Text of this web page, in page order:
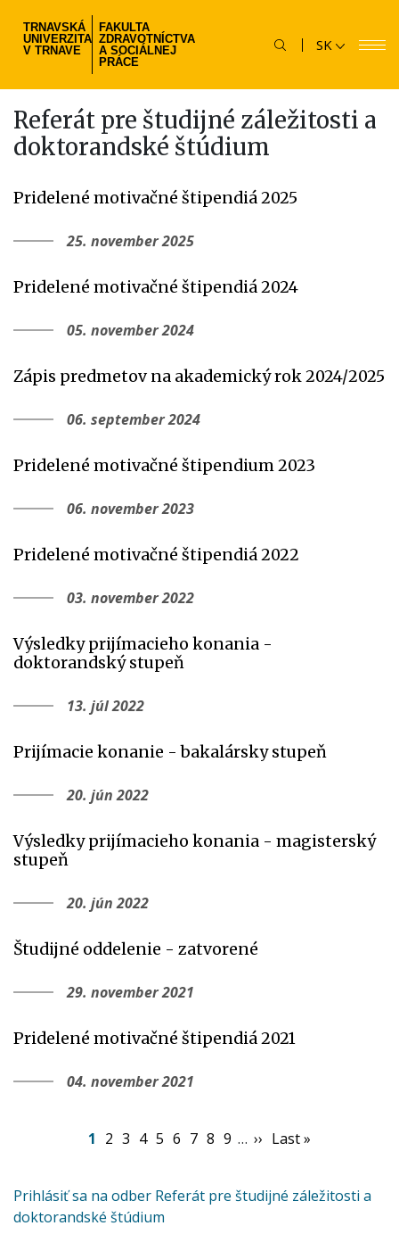
hlavný
TRNAVSKÁ
UNIVERZITA
V TRNAVE
FAKULTA
ZDRAVOTNÍCTVA
A SOCIÁLNEJ
PRÁCE
SK
Referát pre študijné záležitosti a
doktorandské štúdium
Pridelené motivačné štipendiá 2025
25. november 2025
Pridelené motivačné štipendiá 2024
05. november 2024
Zápis predmetov na akademický rok 2024/2025
06. september 2024
Pridelené motivačné štipendium 2023
06. november 2023
Pridelené motivačné štipendiá 2022
03. november 2022
Výsledky prijímacieho konania -
doktorandský stupeň
13. júl 2022
Prijímacie konanie - bakalársky stupeň
20. jún 2022
Výsledky prijímacieho konania - magisterský
stupeň
20. jún 2022
Študijné oddelenie - zatvorené
29. november 2021
Pridelené motivačné štipendiá 2021
04. november 2021
Pagination
Aktuálna
1 Page
2 Page
3 Page
4 Page
5 Page
6 Page
7 Page
8 Page
9 … Ďalšia
›› Posledná
Last »
Prihlásiť sa na odber Referát pre študijné záležitosti a
doktorandské štúdium